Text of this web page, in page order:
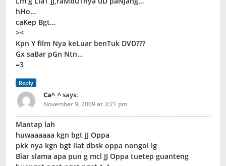
hHo…
caKep Bgt…
><
Kpn Y fIlm Nya keLuar benTuk DVD???
Gx saBar pGn Ntn…
=3
Reply
Ca^_^says:
November 9, 2009 at 3:21 pm
Mantap lah
huwaaaaaa kgn bgt JJ Oppa
pkk nya kgn bgt liat dbsk oppa nongol lg
Biar slama apa pun g mcl JJ Oppa tuetep guanteng